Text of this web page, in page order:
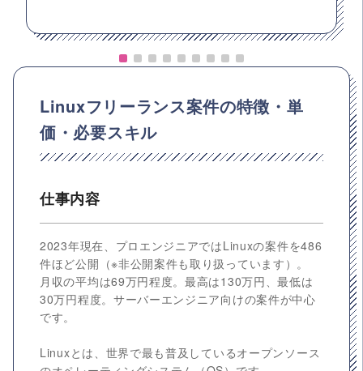
Linuxフリーランス案件の特徴・単
価・必要スキル
仕事内容
2023年現在、プロエンジニアではLinuxの案件を486
件ほど公開（※非公開案件も取り扱っています）。
月収の平均は69万円程度。最高は130万円、最低は
30万円程度。サーバーエンジニア向けの案件が中心
です。
Linuxとは、世界で最も普及しているオープンソース